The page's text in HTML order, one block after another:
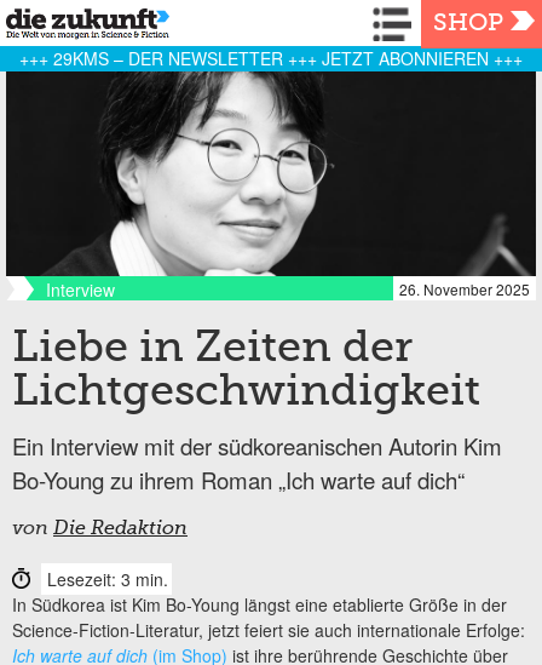
Navigation
SHOP
+++ 29KMS – DER NEWSLETTER +++ JETZT ABONNIEREN +++
Interview 26. November 2025
Liebe in Zeiten der
Lichtgeschwindigkeit
Ein Interview mit der südkoreanischen Autorin Kim
Bo-Young zu ihrem Roman „Ich warte auf dich“
von Die Redaktion
Lesezeit: 3 min.
In Südkorea ist Kim Bo-Young längst eine etablierte Größe in der
Science-Fiction-Literatur, jetzt feiert sie auch internationale Erfolge:
Ich warte auf dich (im Shop) ist ihre berührende Geschichte über